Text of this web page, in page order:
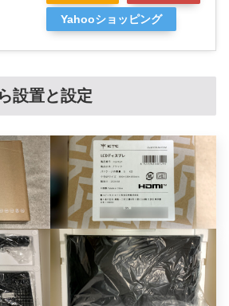
Yahooショッピング
設置と設定